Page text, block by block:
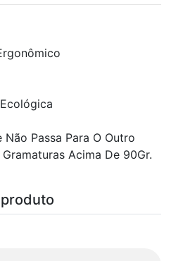
Passa Para O Outro
Acima De 90Gr.